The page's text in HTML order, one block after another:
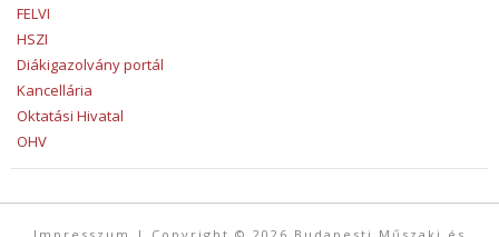
FELVI
HSZI
Diákigazolvány portál
Kancellária
Oktatási Hivatal
OHV